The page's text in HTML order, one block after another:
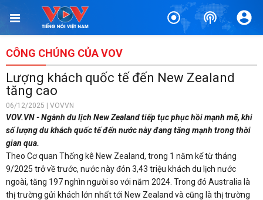
CÔNG CHÚNG CỦA VOV
Lượng khách quốc tế đến New Zealand
tăng cao
06/12/2025 | VOVVN
VOV.VN - Ngành du lịch New Zealand tiếp tục phục hồi mạnh mẽ, khi
số lượng du khách quốc tế đến nước này đang tăng mạnh trong thời
gian qua.
Theo Cơ quan Thống kê New Zealand, trong 1 năm kể từ tháng
9/2025 trở về trước, nước này đón 3,43 triệu khách du lịch nước
ngoài, tăng 197 nghìn người so với năm 2024. Trong đó Australia là
thị trường gửi khách lớn nhất tới New Zealand và cũng là thị trường